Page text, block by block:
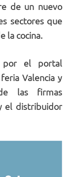
de un nuevo
sectores que
la cocina.
por el portal
Valencia y
las firmas
el distribuidor